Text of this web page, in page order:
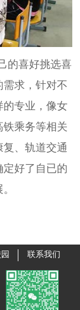
的喜好挑选喜
求，针对不
的专业，像女
乘务等相关
、轨道交通
好了自已的
联系我们